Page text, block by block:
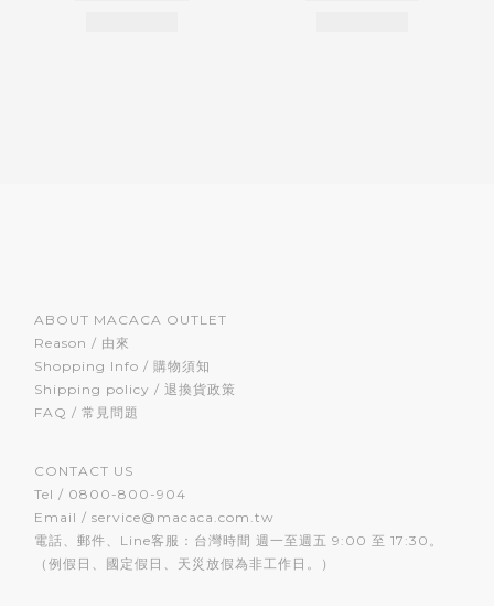
ABOUT MACACA OUTLET
Reason / 由來
Shopping Info / 購物須知
Shipping policy / 退換貨政策
FAQ / 常見問題
CONTACT US
Tel / 0800-800-904
Email / service@macaca.com.tw
電話、郵件、Line客服：台灣時間 週一至週五 9:00 至 17:30。
（例假日、國定假日、天災放假為非工作日。）